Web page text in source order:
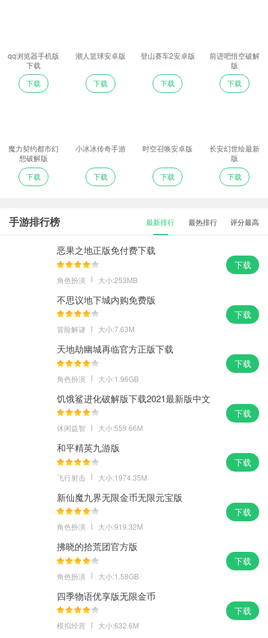
qq浏览器手机版
下载
下载
潮人篮球安卓版
下载
登山赛车2安卓版
下载
前进吧悟空破解
版
下载
魔力契约都市幻
想破解版
下载
小冰冰传奇手游
下载
时空召唤安卓版
下载
长安幻世绘最新
版
下载
手游排行榜 最新排行 最热排行 评分最高
恶果之地正版免付费下载
角色扮演 大小:253MB
下载
不思议地下城内购免费版
冒险解谜 大小:7.63M
下载
天地劫幽城再临官方正版下载
角色扮演 大小:1.96GB
下载
饥饿鲨进化破解版下载2021最新版中文
版
休闲益智 大小:559.66M
下载
和平精英九游版
飞行射击 大小:1974.35M
下载
新仙魔九界无限金币无限元宝版
角色扮演 大小:919.32M
下载
拂晓的拾荒团官方版
角色扮演 大小:1.58GB
下载
四季物语优享版无限金币
模拟经营 大小:632.6M
下载